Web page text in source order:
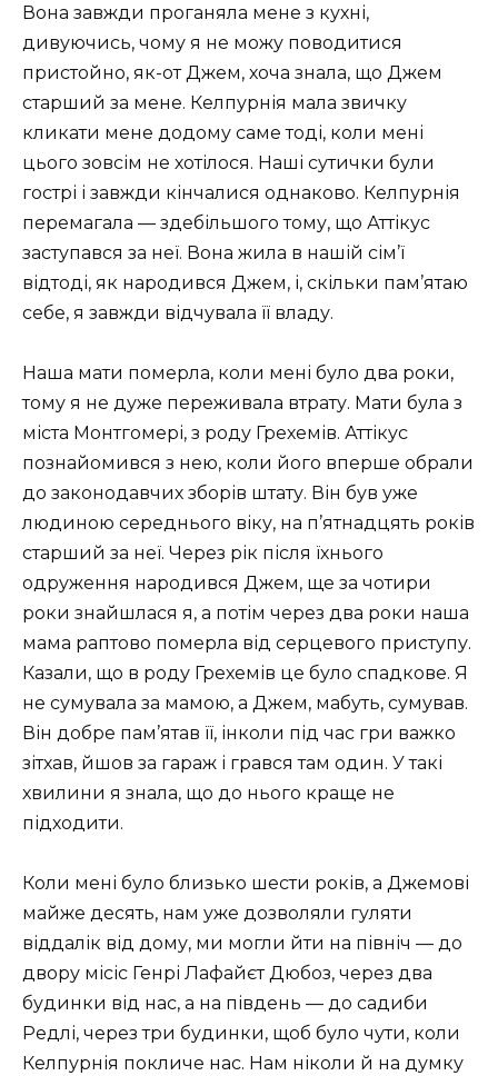
Вона завжди проганяла мене з кухні,
дивуючись, чому я не можу поводитися
пристойно, як-от Джем, хоча знала, що Джем
старший за мене. Келпурнія мала звичку
кликати мене додому саме тоді, коли мені
цього зовсім не хотілося. Наші сутички були
гострі і завжди кінчалися однаково. Келпурнія
перемагала — здебільшого тому, що Аттікус
заступався за неї. Вона жила в нашій сім’ї
відтоді, як народився Джем, і, скільки пам’ятаю
себе, я завжди відчувала її владу.
Наша мати померла, коли мені було два роки,
тому я не дуже переживала втрату. Мати була з
міста Монтгомері, з роду Грехемів. Аттікус
познайомився з нею, коли його вперше обрали
до законодавчих зборів штату. Він був уже
людиною середнього віку, на п’ятнадцять років
старший за неї. Через рік після їхнього
одруження народився Джем, ще за чотири
роки знайшлася я, а потім через два роки наша
мама раптово померла від серцевого приступу.
Казали, що в роду Грехемів це було спадкове. Я
не сумувала за мамою, а Джем, мабуть, сумував.
Він добре пам’ятав її, інколи під час гри важко
зітхав, йшов за гараж і грався там один. У такі
хвилини я знала, що до нього краще не
підходити.
Коли мені було близько шести років, а Джемові
майже десять, нам уже дозволяли гуляти
віддалік від дому, ми могли йти на північ — до
двору місіс Генрі Лафайєт Дюбоз, через два
будинки від нас, а на південь — до садиби
Редлі, через три будинки, щоб було чути, коли
Келпурнія покличе нас. Нам ніколи й на думку